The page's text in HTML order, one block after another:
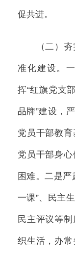
促共进。
（二）夯
准化建设。
挥“红旗党支
品牌”建设，
党员干部教
党员干部身
困难。二是
一课”、民主
民主评议等
织生活，办